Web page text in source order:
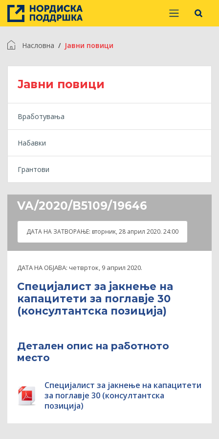
Насловна Jавни повици
Jавни повици
Вработувања
Набавки
Грантови
VA/2020/B5109/19646
ДАТА НА ЗАТВOРАЊЕ: вторник, 28 април 2020. 24:00
ДАТА НА ОБЈАВА: четврток, 9 април 2020.
Специјалист за јакнење на
капацитети за поглавје 30
(консултантскa позициja)
Детален опис на работното
место
Специјалист за јакнење на капацитети
за поглавје 30 (консултантскa
позициja)